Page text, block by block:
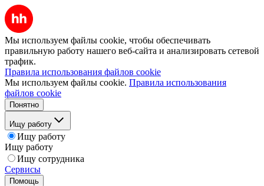
Мы используем файлы cookie, чтобы обеспечивать
правильную работу нашего веб-сайта и анализировать сетевой
трафик.
Правила использования файлов cookie
Мы используем файлы cookie. Правила использования
файлов cookie
Понятно
Ищу работу
Ищу работу
Ищу работу
Ищу сотрудника
Сервисы
Помощь